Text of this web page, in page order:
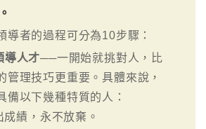
導者的過程可分為10步驟：
導人才──一開始就挑對人，比
管理技巧更重要。具體來說，
備以下幾種特質的人：
成績，永不放棄。